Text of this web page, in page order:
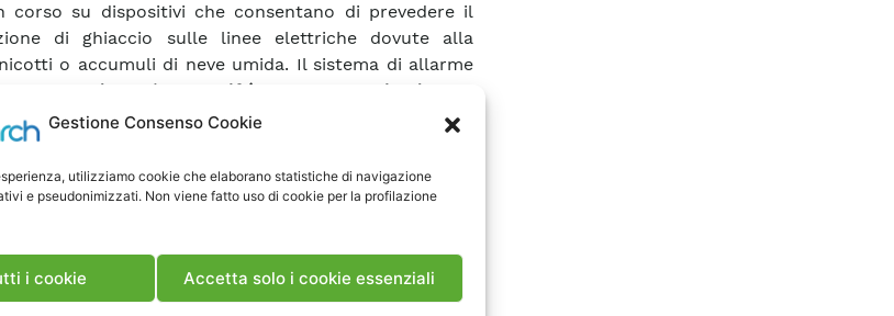
Gestione Consenso Cookie
utilizziamo cookie che elaborano statistiche di navigazione
e pseudonimizzati. Non viene fatto uso di cookie per la profilazione
i cookie Accetta solo i cookie essenziali
corso su dispositivi che consentano di prevedere il
di ghiaccio sulle linee elettriche dovute alla
o accumuli di neve umida. Il sistema di allarme
denominato Wolf (Wet-snow Overload aLert
è in grado di prevedere, anche con tre giorni di
favorevoli alla formazione di manicotti di ghiaccio
elettrica nazionale. Il sistema Wolf si basa
emesse da un modello operativo a griglia fine su
e seleziona le situazioni di rischio per la rete,
provati da Rse
è operativo in tutta Italia durante la stagione